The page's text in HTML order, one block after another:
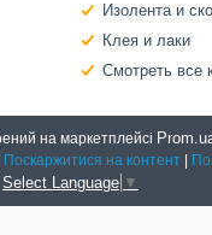
Изолента и
Клея и лаки
Смотреть все
на маркетплейсі
Поскаржитися на контент
Select Language ▼